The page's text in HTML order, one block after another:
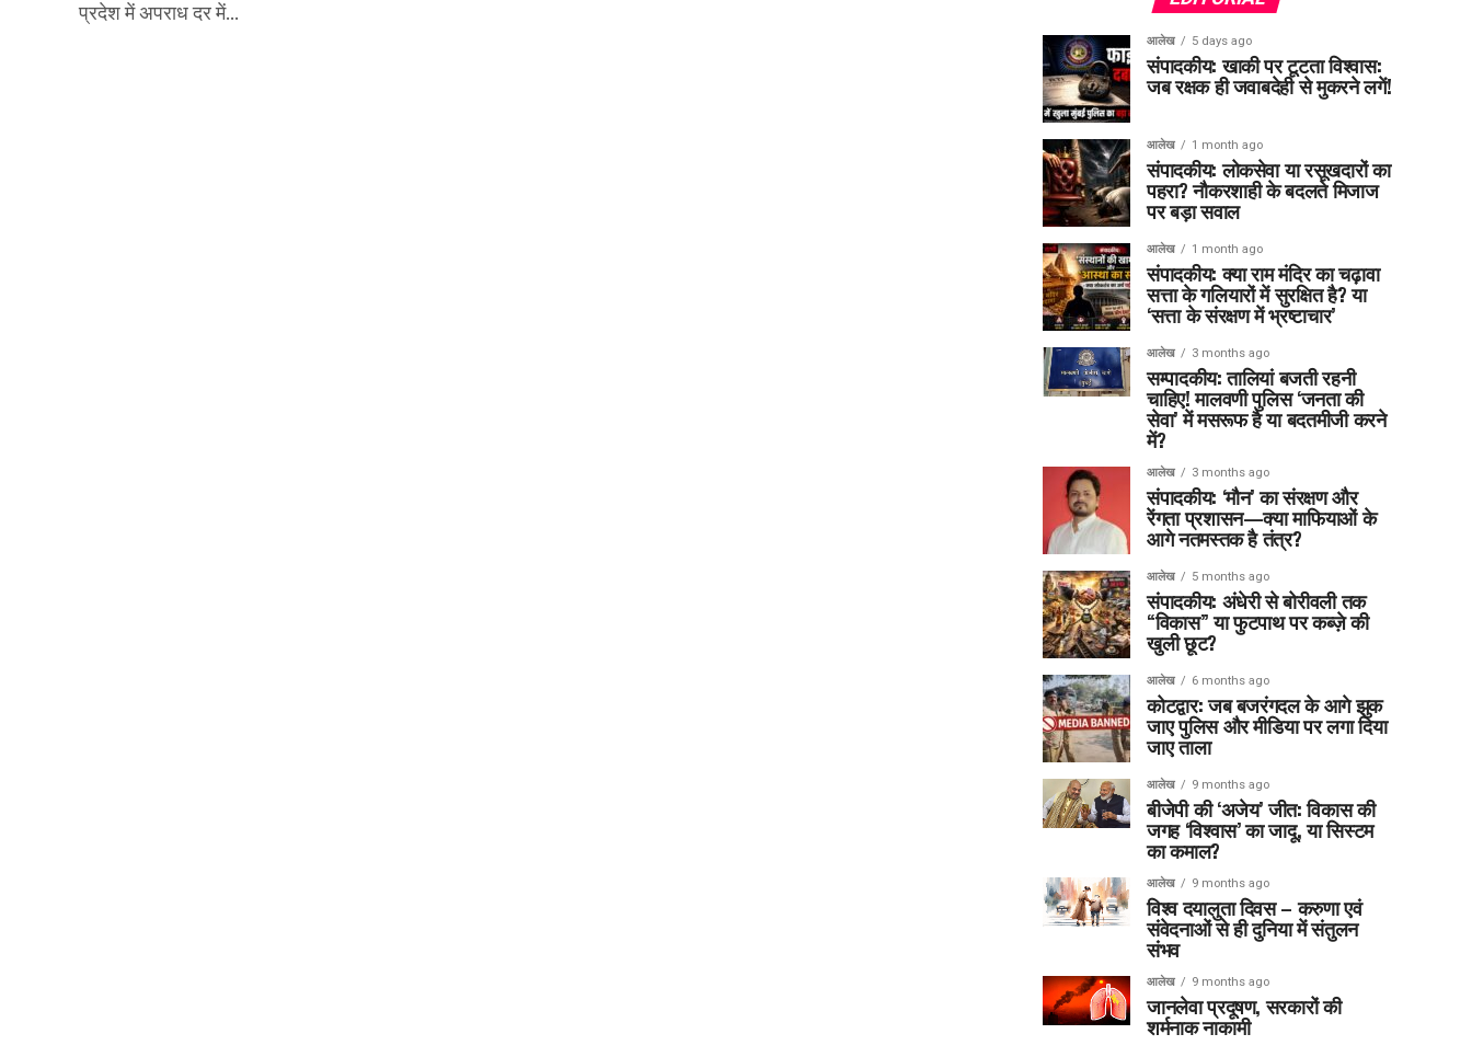
प्रदेश में अपराध दर में...
आलेख 5 days ago
संपादकीय: खाकी पर टूटता विश्वास:
जब रक्षक ही जवाबदेही से मुकरने लगें!
आलेख 1 month ago
संपादकीय: लोकसेवा या रसूखदारों का
पहरा? नौकरशाही के बदलते मिजाज
पर बड़ा सवाल
आलेख 1 month ago
संपादकीय: क्या राम मंदिर का चढ़ावा
सत्ता के गलियारों में सुरक्षित है? या
‘सत्ता के संरक्षण में भ्रष्टाचार’
आलेख 3 months ago
सम्पादकीय: तालियां बजती रहनी
चाहिए! मालवणी पुलिस ‘जनता की
सेवा’ में मसरूफ है या बदतमीजी करने
में?
आलेख 3 months ago
संपादकीय: ‘मौन’ का संरक्षण और
रेंगता प्रशासन—क्या माफियाओं के
आगे नतमस्तक है तंत्र?
आलेख 5 months ago
संपादकीय: अंधेरी से बोरीवली तक
“विकास” या फुटपाथ पर कब्ज़े की
खुली छूट?
आलेख 6 months ago
कोटद्वार: जब बजरंगदल के आगे झुक
जाए पुलिस और मीडिया पर लगा दिया
जाए ताला
आलेख 9 months ago
बीजेपी की ‘अजेय’ जीत: विकास की
जगह ‘विश्वास’ का जादू, या सिस्टम
का कमाल?
आलेख 9 months ago
विश्व दयालुता दिवस – करुणा एवं
संवेदनाओं से ही दुनिया में संतुलन
संभव
आलेख 9 months ago
जानलेवा प्रदूषण, सरकारों की
शर्मनाक नाकामी